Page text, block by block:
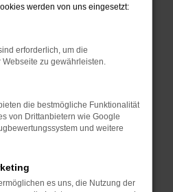
wie Werbeblocker,
die Seite in einem
neu.
helfen, vorübergehende
dem neuesten Stand
werden von uns eingesetzt:
erforderlich, um die
Webseite zu gewährleisten.
die bestmögliche Funktionalität
von Drittanbietern wie Google
und weitere
es uns, die Nutzung der